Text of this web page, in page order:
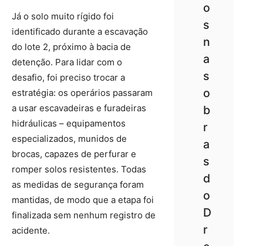
o
s
n
a
s
o
b
r
a
s
d
o
D
r
Já o solo muito rígido foi
identificado durante a escavação
do lote 2, próximo à bacia de
detenção. Para lidar com o
desafio, foi preciso trocar a
estratégia: os operários passaram
a usar escavadeiras e furadeiras
hidráulicas – equipamentos
especializados, munidos de
brocas, capazes de perfurar e
romper solos resistentes. Todas
as medidas de segurança foram
mantidas, de modo que a etapa foi
finalizada sem nenhum registro de
acidente.